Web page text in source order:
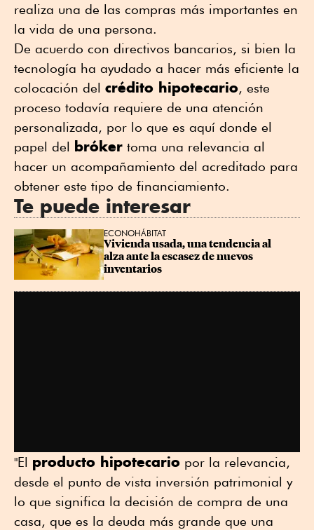
realiza una de las compras más importantes en
la vida de una persona.
De acuerdo con directivos bancarios, si bien la
tecnología ha ayudado a hacer más eficiente la
colocación del crédito hipotecario, este
proceso todavía requiere de una atención
personalizada, por lo que es aquí donde el
papel del bróker toma una relevancia al
hacer un acompañamiento del acreditado para
obtener este tipo de financiamiento.
Te puede interesar
ECONOHÁBITAT
Vivienda usada, una tendencia al
alza ante la escasez de nuevos
inventarios
"El producto hipotecario por la relevancia,
desde el punto de vista inversión patrimonial y
lo que significa la decisión de compra de una
casa, que es la deuda más grande que una